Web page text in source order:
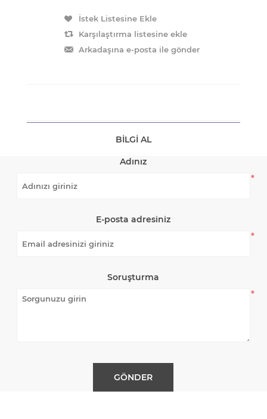
BILGI AL
Adınız
*
E-posta adresiniz
*
Soruşturma
*